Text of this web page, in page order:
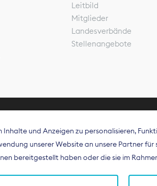
Leitbild
Mitglieder
Landesverbände
Stellenangebote
Der Bundesverband
Spitzenorganisation
Deutschland und
Inhalte und Anzeigen zu personalisieren,
unserer Website an unsere Partner
bereitgestellt haben oder die sie im